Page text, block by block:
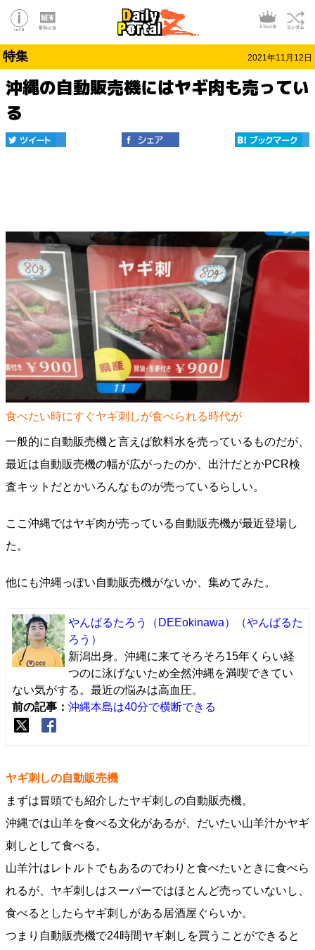
特集 2021年11月12日
沖縄の自動販売機にはヤギ肉も売ってい
る
食べたい時にすぐヤギ刺しが食べられる時代が
一般的に自動販売機と言えば飲料水を売っているものだが、
最近は自動販売機の幅が広がったのか、出汁だとかPCR検
査キットだとかいろんなものが売っているらしい。
ここ沖縄ではヤギ肉が売っている自動販売機が最近登場し
た。
他にも沖縄っぽい自動販売機がないか、集めてみた。
やんばるたろう（DEEokinawa）
（やんばるた
ろう）
新潟出身。沖縄に来てそろそろ15年くらい経
つのに泳げないため全然沖縄を満喫できてい
ない気がする。最近の悩みは高血圧。
前の記事： 沖縄本島は40分で横断できる
ヤギ刺しの自動販売機
まずは冒頭でも紹介したヤギ刺しの自動販売機。
沖縄では山羊を食べる文化があるが、だいたい山羊汁かヤギ
刺しとして食べる。
山羊汁はレトルトでもあるのでわりと食べたいときに食べら
れるが、ヤギ刺しはスーパーではほとんど売っていないし、
食べるとしたらヤギ刺しがある居酒屋ぐらいか。
つまり自動販売機で24時間ヤギ刺しを買うことができると